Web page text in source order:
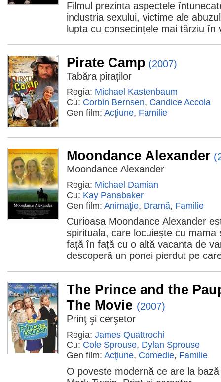
Filmul prezinta aspectele
industria sexului, victime ale
lupta cu consecințele mai târziu în
Pirate Camp (2007)
Tabăra piraților
Regia: Michael Kastenbaum
Cu: Corbin Bernsen, Candice Accola
Gen film: Acţiune, Familie
Moondance Alexander
Moondance Alexander
Regia: Michael Damian
Cu: Kay Panabaker
Gen film: Animaţie, Dramă, Familie
Curioasa Moondance Alexander
spirituala, care locuiește cu mama
față în față cu o altă vacanta de
descoperă un ponei pierdut pe
The Prince and the
The Movie (2007)
Prinţ şi cerşetor
Regia: James Quattrochi
Cu: Cole Sprouse, Dylan Sprouse
Gen film: Acţiune, Comedie, Familie
O poveste modernă ce are la